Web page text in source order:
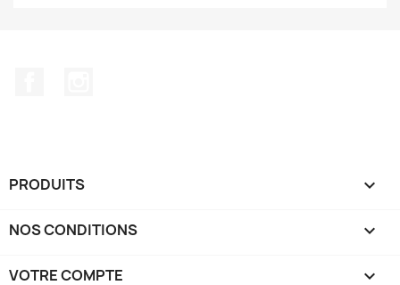
PRODUITS 
NOS CONDITIONS 
VOTRE COMPTE 